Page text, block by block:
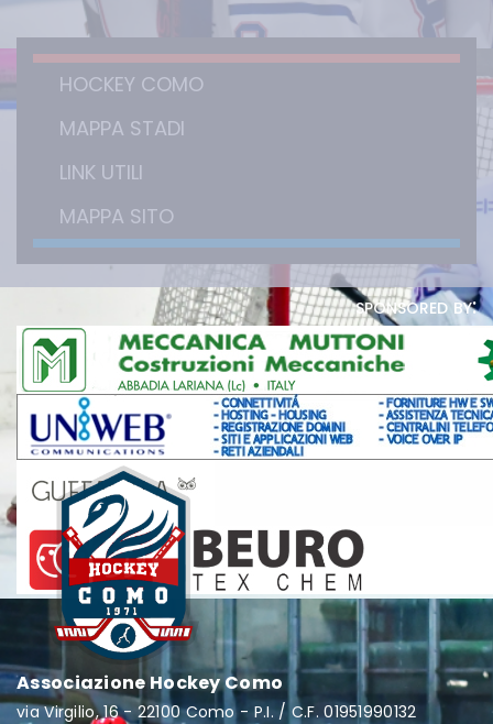
HOCKEY COMO
MAPPA STADI
LINK UTILI
MAPPA SITO
sponsored by:
Associazione Hockey Como
via Virgilio, 16 - 22100 Como - P.I. / C.F. 01951990132